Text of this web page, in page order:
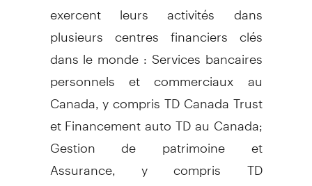
exercent leurs activités dans
plusieurs centres financiers clés
dans le monde : Services bancaires
personnels et commerciaux au
Canada, y compris TD Canada Trust
et Financement auto TD au Canada;
Gestion de patrimoine et
Assurance, y compris TD